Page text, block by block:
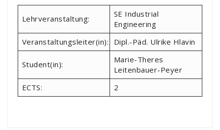
Lehrveranstaltung:
SE Industrial
Engineering
Veranstaltungsleiter(in):
Dipl.-Päd. Ulrike Hlavin
Student(in):
Marie-Theres
Leitenbauer-Peyer
ECTS:
2